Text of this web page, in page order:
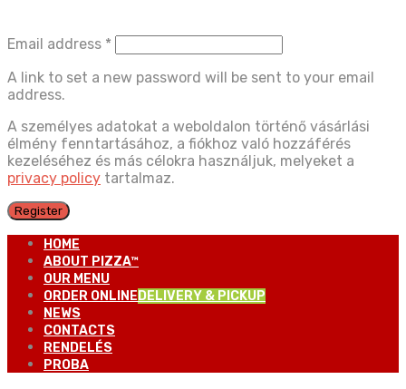
Email address *
A link to set a new password will be sent to your email
address.
A személyes adatokat a weboldalon történő vásárlási
élmény fenntartásához, a fiókhoz való hozzáférés
kezeléséhez és más célokra használjuk, melyeket a
privacy policy tartalmaz.
Register
HOME
ABOUT PIZZA™
OUR MENU
ORDER ONLINE DELIVERY & PICKUP
NEWS
CONTACTS
RENDELÉS
PROBA